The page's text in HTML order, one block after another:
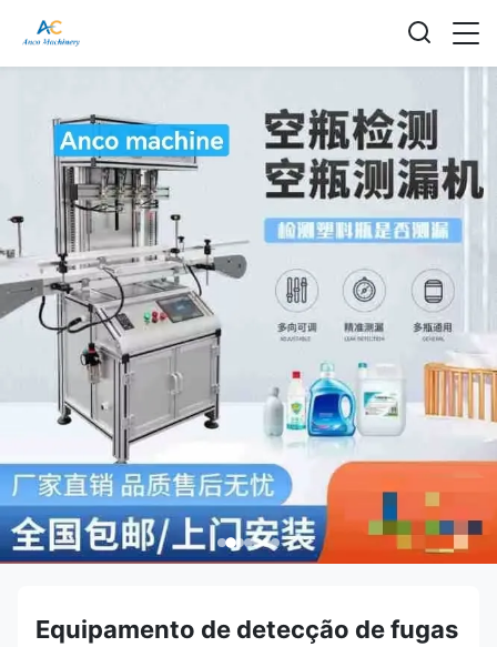
Equipamento de detecção de fugas